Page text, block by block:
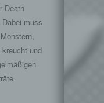
Death
muss
und